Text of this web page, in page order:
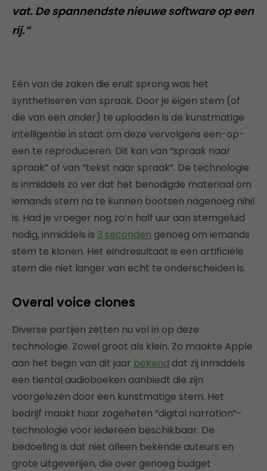
vat. De spannendste nieuwe software op een
rij.”
Eén van de zaken die eruit sprong was het
synthetiseren van spraak. Door je eigen stem (of
die van een ander) te uploaden is de kunstmatige
intelligentie in staat om deze vervolgens een-op-
een te reproduceren. Dit kan van “spraak naar
spraak” of van “tekst naar spraak”. De technologie
is inmiddels zo ver dat het benodigde materiaal om
iemands stem na te kunnen bootsen nagenoeg nihil
is. Had je vroeger nog zo’n half uur aan stemgeluid
nodig, inmiddels is 3 seconden genoeg om iemands
stem te klonen. Het eindresultaat is een artificiële
stem die niet langer van echt te onderscheiden is.
Overal voice clones
Diverse partijen zetten nu vol in op deze
technologie. Zowel groot als klein. Zo maakte Apple
aan het begin van dit jaar bekend dat zij inmiddels
een tiental audioboeken aanbiedt die zijn
voorgelezen door een kunstmatige stem. Het
bedrijf maakt haar zogeheten “digital narration”-
technologie voor iedereen beschikbaar. De
bedoeling is dat niet alleen bekende auteurs en
grote uitgeverijen, die over genoeg budget